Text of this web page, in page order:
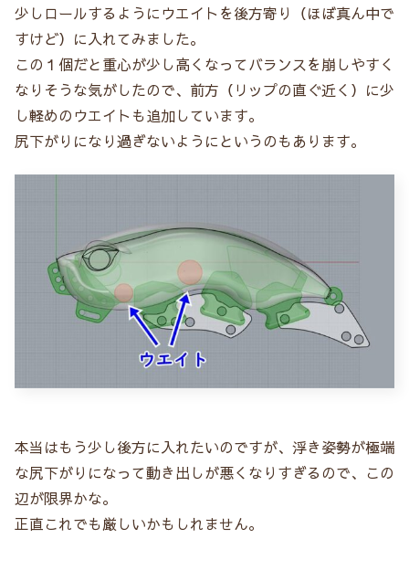
少しロールするようにウエイトを後方寄り（ほぼ真ん中で
すけど）に入れてみました。
この１個だと重心が少し高くなってバランスを崩しやすく
なりそうな気がしたので、前方（リップの直ぐ近く）に少
し軽めのウエイトも追加しています。
尻下がりになり過ぎないようにというのもあります。
本当はもう少し後方に入れたいのですが、浮き姿勢が極端
な尻下がりになって動き出しが悪くなりすぎるので、この
辺が限界かな。
正直これでも厳しいかもしれません。